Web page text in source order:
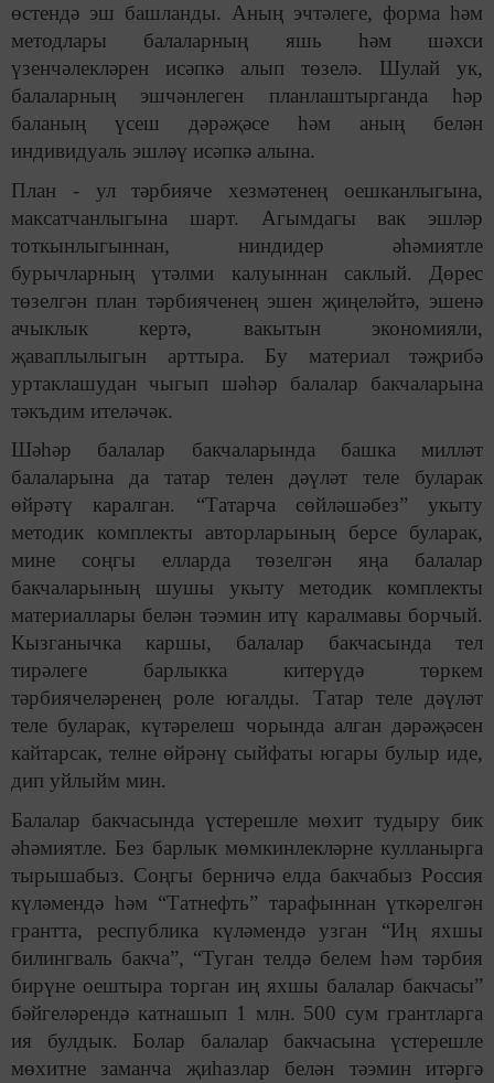
өстендә эш башланды. Аның эчтәлеге, форма һәм
методлары балаларның яшь һәм шәхси
үзенчәлекләрен исәпкә алып төзелә. Шулай ук,
балаларның эшчәнлеген планлаштырганда һәр
баланың үсеш дәрәҗәсе һәм аның белән
индивидуаль эшләү исәпкә алына.
План - ул тәрбияче хезмәтенең оешканлыгына,
максатчанлыгына шарт. Агымдагы вак эшләр
тоткынлыгыннан, ниндидер әһәмиятле
бурычларның үтәлми калуыннан саклый. Дөрес
төзелгән план тәрбияченең эшен җиңеләйтә, эшенә
ачыклык кертә, вакытын экономияли,
җаваплылыгын арттыра. Бу материал тәҗрибә
уртаклашудан чыгып шәһәр балалар бакчаларына
тәкъдим ителәчәк.
Шәһәр балалар бакчаларында башка милләт
балаларына да татар телен дәүләт теле буларак
өйрәтү каралган. “Татарча сөйләшәбез” укыту
методик комплекты авторларының берсе буларак,
мине соңгы елларда төзелгән яңа балалар
бакчаларының шушы укыту методик комплекты
материаллары белән тәэмин итү каралмавы борчый.
Кызганычка каршы, балалар бакчасында тел
тирәлеге барлыкка китерүдә төркем
тәрбиячеләренең роле югалды. Татар теле дәүләт
теле буларак, күтәрелеш чорында алган дәрәҗәсен
кайтарсак, телне өйрәнү сыйфаты югары булыр иде,
дип уйлыйм мин.
Балалар бакчасында үстерешле мөхит тудыру бик
әһәмиятле. Без барлык мөмкинлекләрне кулланырга
тырышабыз. Соңгы берничә елда бакчабыз Россия
күләмендә һәм “Татнефть” тарафыннан үткәрелгән
грантта, республика күләмендә узган “Иң яхшы
билингваль бакча”, “Туган телдә белем һәм тәрбия
бирүне оештыра торган иң яхшы балалар бакчасы”
бәйгеләрендә катнашып 1 млн. 500 сум грантларга
ия булдык. Болар балалар бакчасына үстерешле
мөхитне заманча җиһазлар белән тәэмин итәргә